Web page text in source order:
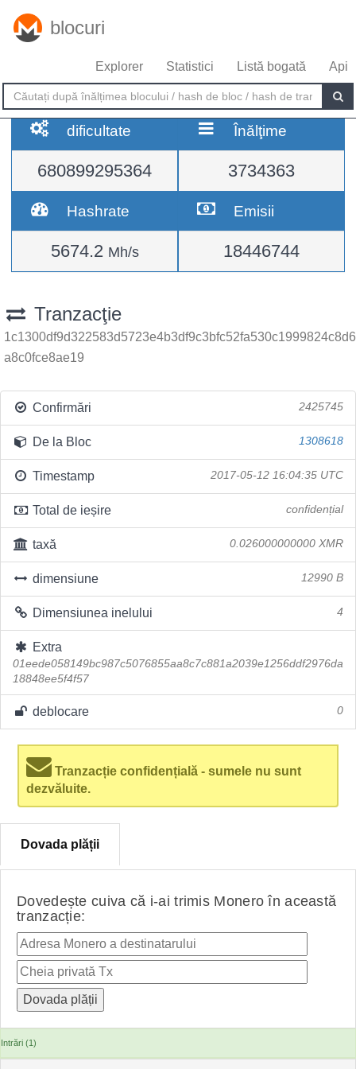
blocuri
Explorer Statistici Listă bogată Api
dificultate
680899295364
Înălţime
3734363
Hashrate
5674.2 Mh/s
Emisii
18446744
Tranzacţie
1c1300df9d322583d5723e4b3df9c3bfc52fa530c1999824c8d6
a8c0fce8ae19
Confirmări 2425745
De la Bloc 1308618
Timestamp 2017-05-12 16:04:35 UTC
Total de ieșire confidențial
taxă 0.026000000000 XMR
dimensiune 12990 B
Dimensiunea inelului 4
Extra
01eede058149bc987c5076855aa8c7c881a2039e1256ddf2976da
18848ee5f4f57
deblocare 0
Tranzacție confidențială - sumele nu sunt
dezvăluite.
Dovada plății
Dovedește cuiva că i-ai trimis Monero în această
tranzacție:
Intrări (1)